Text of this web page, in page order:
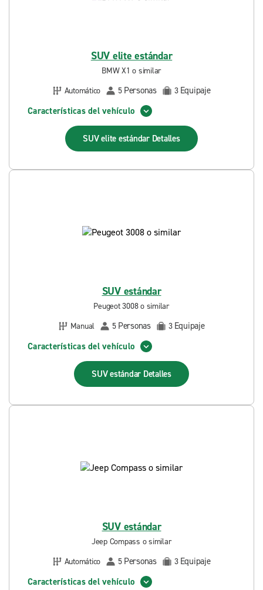
SUV elite estándar
BMW X1 o similar
Automático
5 Personas 3 Equipaje
Características del vehículo
SUV elite estándar Detalles
SUV estándar
Peugeot 3008 o similar
Manual
5 Personas 3 Equipaje
Características del vehículo
SUV estándar Detalles
SUV estándar
Jeep Compass o similar
Automático
5 Personas 3 Equipaje
Características del vehículo